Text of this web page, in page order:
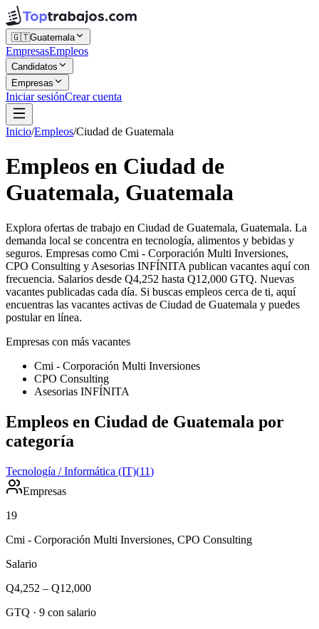
🇬🇹Guatemala
EmpresasEmpleos
Candidatos
Empresas
Iniciar sesiónCrear cuenta
Inicio/Empleos/Ciudad de Guatemala
Empleos en Ciudad de
Guatemala, Guatemala
Explora ofertas de trabajo en Ciudad de Guatemala, Guatemala. La
demanda local se concentra en tecnología, alimentos y bebidas y
seguros. Empresas como Cmi - Corporación Multi Inversiones,
CPO Consulting y Asesorias INFÍNITA publican vacantes aquí con
frecuencia. Salarios desde Q4,252 hasta Q12,000 GTQ. Nuevas
vacantes publicadas cada día. Si buscas empleos cerca de ti, aquí
encuentras las vacantes activas de Ciudad de Guatemala y puedes
postular en línea.
Empresas con más vacantes
Cmi - Corporación Multi Inversiones
CPO Consulting
Asesorias INFÍNITA
Empleos en Ciudad de Guatemala por
categoría
Tecnología / Informática (IT)(11)
Empresas
19
Cmi - Corporación Multi Inversiones, CPO Consulting
Salario
Q4,252 – Q12,000
GTQ · 9 con salario